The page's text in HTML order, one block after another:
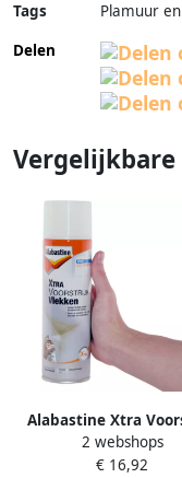
Tags
Plamuur
Delen
Alabastine Xtra
Vlekken 500Ml 63-
5096166
2 webshops
€ 16,92